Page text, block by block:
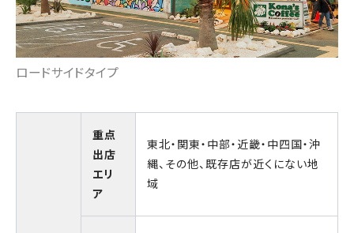
ロードサイドタイプ
重点
出店
エリ
ア
東北・関東・中部・近畿・中四国・沖
縄、その他、既存店が近くにない地
域